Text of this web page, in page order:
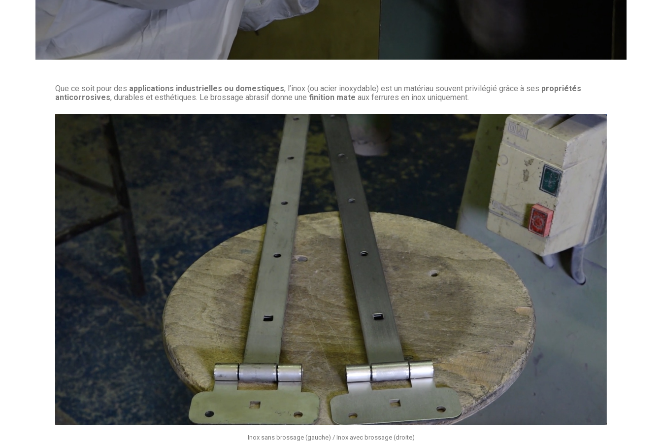
Que ce soit pour des applications industrielles ou domestiques, l’inox (ou acier inoxydable) est un matériau souvent privilégié grâce à ses propriétés
anticorrosives, durables et esthétiques. Le brossage abrasif donne une finition mate aux ferrures en inox uniquement.
Inox sans brossage (gauche) / Inox avec brossage (droite)